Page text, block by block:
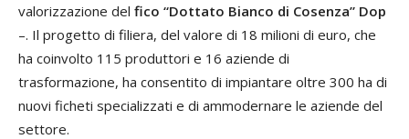
valorizzazione del fico “Dottato Bianco di Cosenza” Dop
–. Il progetto di filiera, del valore di 18 milioni di euro, che
ha coinvolto 115 produttori e 16 aziende di
trasformazione, ha consentito di impiantare oltre 300 ha di
nuovi ficheti specializzati e di ammodernare le aziende del
settore.